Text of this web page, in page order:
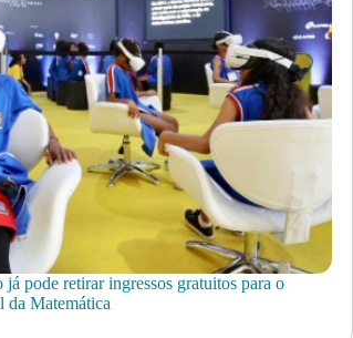
já pode retirar ingressos gratuitos para o
da Matemática